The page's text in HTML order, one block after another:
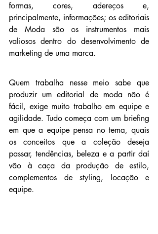
formas, cores, adereços e,
principalmente, informações; os editoriais
de Moda são os instrumentos mais
valiosos dentro do desenvolvimento de
marketing de uma marca.
Quem trabalha nesse meio sabe que
produzir um editorial de moda não é
fácil, exige muito trabalho em equipe e
agilidade. Tudo começa com um briefing
em que a equipe pensa no tema, quais
os conceitos que a coleção deseja
passar, tendências, beleza e a partir daí
vão à caça da produção de estilo,
complementos de styling, locação e
equipe.